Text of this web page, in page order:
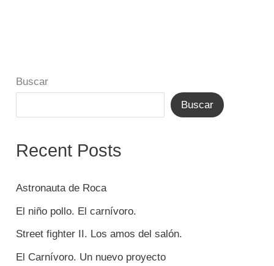
Buscar
Buscar
Recent Posts
Astronauta de Roca
El niño pollo. El carnívoro.
Street fighter II. Los amos del salón.
El Carnívoro. Un nuevo proyecto